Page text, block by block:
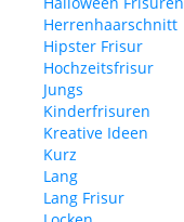
Herrenhaarschnitt
Hipster Frisur
Hochzeitsfrisur
Jungs
Kinderfrisuren
Kreative Ideen
Kurz
Lang
Lang Frisur